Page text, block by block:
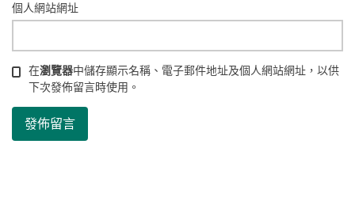
個人網站網址
在瀏覽器中儲存顯示名稱、電子郵件地址及個人網站網址，以供
下次發佈留言時使用。